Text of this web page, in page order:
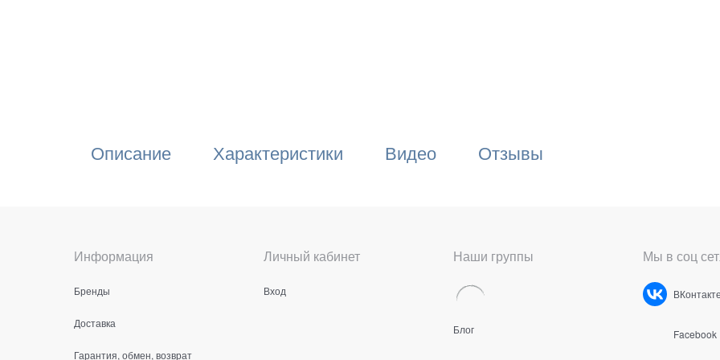
Описание Характеристики Видео Отзывы
Информация
Бренды
Доставка
Гарантия, обмен, возврат
Личный кабинет
Вход
Наши группы
Блог
Мы в соц
Facebook